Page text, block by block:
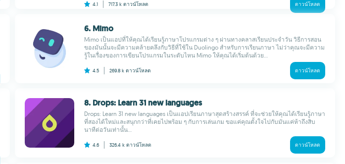
4.1 717.3 k ดาวน์โหลด ดาวน์โหลด
6. Mimo
Mimo เป็นแอปที่ให้คุณได้เรียนรู้ภาษาโปรแกรมต่าง ๆ ผ่านทางคลาสเรียนประจำวัน วิธีการสอน
ของมันนั้นจะมีความคล้ายคลึงกับวิธีที่ใช้ใน Duolingo สำหรับการเรียนภาษา ไม่ว่าคุณจะมีความ
รู้ในเรื่องของการเขียนโปรแกรมในระดับไหน Mimo ให้คุณได้เริ่มต้นด้วย...
4.5 269.8 k ดาวน์โหลด ดาวน์โหลด
8. Drops: Learn 31 new languages
Drops: Learn 31 new languages เป็นแอปเรียนภาษาสุดสร้างสรรค์ ที่จะช่วยให้คุณได้เรียนรู้ภาษา
ที่สองได้ใหม่และสนุกกว่าที่เคยไปพร้อม ๆ กับการเล่นเกม ขอแค่คุณตั้งใจไปกับมันแค่ห้าถึงสิบ
นาทีต่อวันเท่านั้น...
4.6 326.4 k ดาวน์โหลด ดาวน์โหลด